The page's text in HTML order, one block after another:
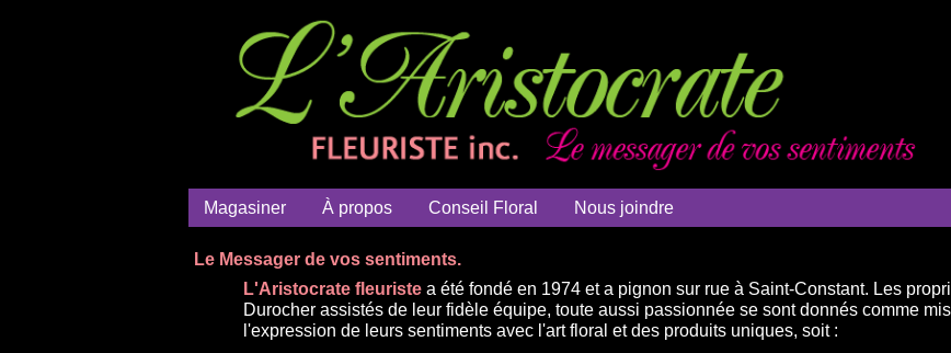
Magasiner À propos Conseil Floral Nous joindre
Le Messager de vos sentiments.
L'Aristocrate fleuriste a été fondé en 1974 et a pignon sur rue à Saint-Constant. Les
Durocher assistés de leur fidèle équipe, toute aussi passionnée se sont donnés comme
l'expression de leurs sentiments avec l'art floral et des produits uniques, soit :